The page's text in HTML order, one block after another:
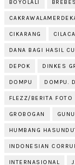
BOYOLALI BREBES
CIKARANG
DANA BAGI HASIL
DEPOK DINKES
DOMPU DOMPU.
FLEZZ/BERITA FOTO
GROBOGAN
HUMBANG
INDONESIAN
INTERNASIONAL